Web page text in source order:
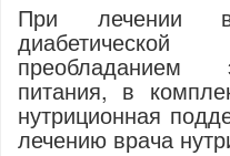
При лечении
преобладанием
питания, в
нутриционная
лечению врача